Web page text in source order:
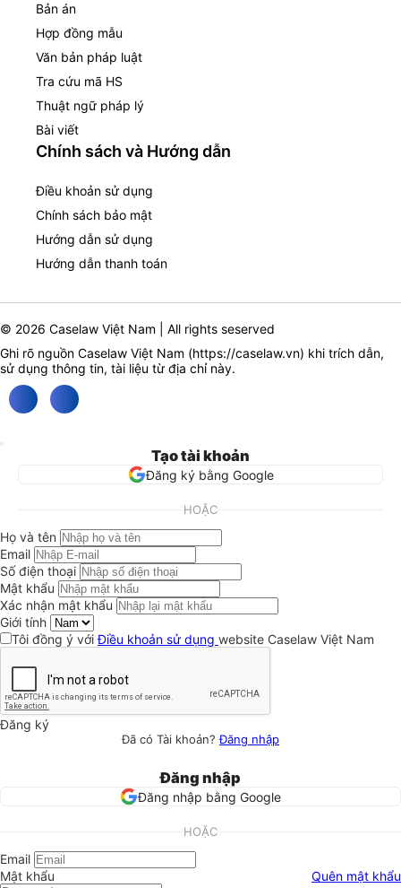
Bản án
Hợp đồng mẫu
Văn bản pháp luật
Tra cứu mã HS
Thuật ngữ pháp lý
Bài viết
Chính sách và Hướng dẫn
Điều khoản sử dụng
Chính sách bảo mật
Hướng dẫn sử dụng
Hướng dẫn thanh toán
© 2026 Caselaw Việt Nam | All rights seserved
Ghi rõ nguồn Caselaw Việt Nam (https://caselaw.vn) khi trích dẫn,
sử dụng thông tin, tài liệu từ địa chỉ này.
Tạo tài khoản
Đăng ký bằng Google
HOẶC
Họ và tên
Email
Số điện thoại
Mật khẩu
Xác nhận mật khẩu
Giới tính
Tôi đồng ý vớiĐiều khoản sử dụng website Caselaw Việt Nam
Đăng ký
Đã có Tài khoản?Đăng nhập
Đăng nhập
Đăng nhập bằng Google
HOẶC
Email
Mật khẩu
Quên mật khẩu